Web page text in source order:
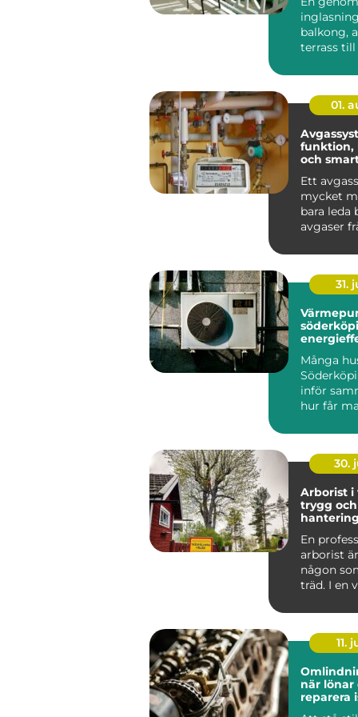
balkong,
terrass
anvä...
01.
funktion,
och
Ett
mycket
bara leda
avgaser
31.
Många
inför
hur får
året ru...
30.
Arborist i
trygg
En
arborist
någon
träd. I en
11.
när
reparera